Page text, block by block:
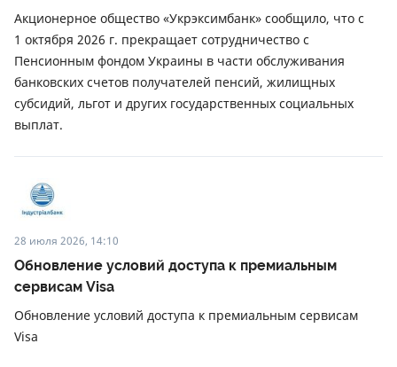
Акционерное общество «Укрэксимбанк» сообщило, что с
1 октября 2026 г. прекращает сотрудничество с
Пенсионным фондом Украины в части обслуживания
банковских счетов получателей пенсий, жилищных
субсидий, льгот и других государственных социальных
выплат.
28 июля 2026, 14:10
Обновление условий доступа к премиальным
сервисам Visa
Обновление условий доступа к премиальным сервисам
Visa